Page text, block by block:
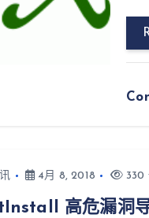
4月 8, 2018 330
高危漏洞